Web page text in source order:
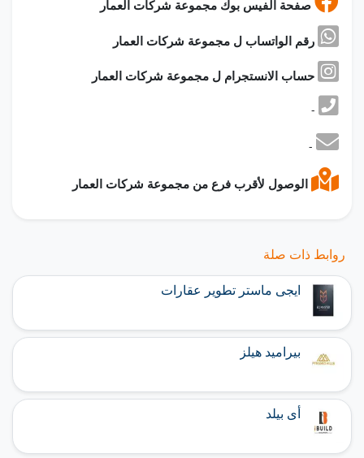
-
-
روابط ذات صلة
ايجى ماستر تطوير عقارات
بيراميد هيلز
أى بيلد